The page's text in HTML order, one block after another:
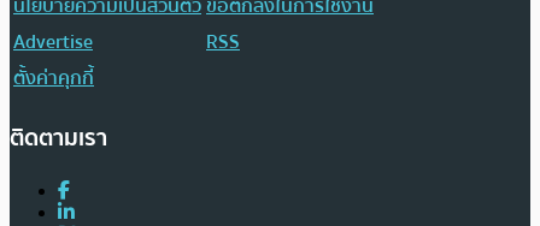
นโยบายความเป็นส่วนตัวข้อตกลงในการใช้งาน
Advertise
RSS
ตั้งค่าคุกกี้
ติดตามเรา